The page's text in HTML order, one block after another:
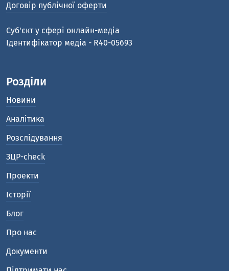
Договір публічної оферти
Cуб'єкт у сфері онлайн-медіа
Ідентифікатор медіа - R40-05693
Розділи
Новини
Аналітика
Розслідування
ЗЦР-check
Проекти
Історії
Блог
Про нас
Документи